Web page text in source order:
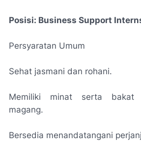
Posisi: Business Support
Persyaratan Umum
Sehat jasmani dan rohani.
Memiliki minat serta bakat
magang.
Bersedia menandatangani